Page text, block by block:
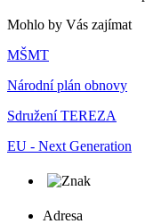
Mohlo by Vás zajímat
MŠMT
Národní plán obnovy
Sdružení TEREZA
EU - Next Generation
Adresa